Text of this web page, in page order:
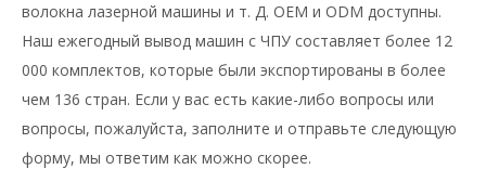
волокна лазерной машины и т. Д. OEM и ODM доступны.
Наш ежегодный вывод машин с ЧПУ составляет более 12
000 комплектов, которые были экспортированы в более
чем 136 стран. Если у вас есть какие-либо вопросы или
вопросы, пожалуйста, заполните и отправьте следующую
форму, мы ответим как можно скорее.